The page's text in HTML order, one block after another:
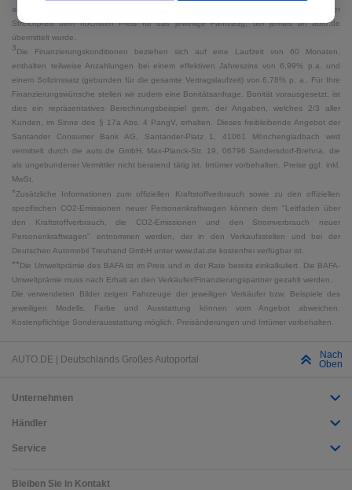
an auto.de übermittelten Listenpreis. Für alle anderen Fahrzeuge entspricht der
Streichpreis dem höchsten Preis für das jeweilige Fahrzeug, der jemals an auto.de
übermittelt wurde.
3Die Finanzierungskonditionen beziehen sich auf eine Laufzeit von 60 Monaten,
enthalten teilweise Anzahlungen bei einem effektiven Jahreszins von 6,99% p.a. und
einem Sollzinssatz (gebunden für die gesamte Vertragslaufzeit) von 6,78% p. a.. Für Ihre
Finanzierungswünsche stellen wir zudem eine Bonitätsanfrage. Bonität vorausgesetzt, ist
dies ein repräsentatives Berechnungsbeispiel gem. der Angaben, welches 2/3 aller
Kunden, im Sinne des § 17a Abs. 4 PangV, erhalten. Dieses freibleibende Angebot der
Santander Consumer Bank AG, Santander-Platz 1, 41061 Mönchengladbach wird
vermittelt durch die auto.de GmbH, Max-Planck-Str. 19, 06796 Sandersdorf-Brehna, die
als ungebundener Vermittler nicht beratend tätig ist. Irrtümer vorbehalten. Preise ggf. inkl.
MwSt.
*Zusätzliche Informationen zum offiziellen Kraftstoffverbrauch sowie zu den offiziellen
spezifischen CO2-Emissionen neuer Personenkraftwagen können dem "Leitfaden über
den Kraftstoffverbrauch, die CO2-Emissionen und den Stromverbrauch neuer
Personenkraftwagen" entnommen werden, der in den Verkaufsstellen und bei der
Deutschen Automobil Treuhand GmbH unter www.dat.de kostenfrei verfügbar ist.
**Die Umweltprämie des BAFA ist im Preis und in der Rate bereits einkalkuliert. Die BAFA-
Umweltprämie muss nach Erhalt an den Verkäufer/Finanzierungspartner gezahlt werden.
Die verwendeten Bilder zeigen Fahrzeuge der jeweiligen Verkäufer bzw. Beispiele des
jeweiligen Modells. Farbe und Ausstattung können vom Angebot abweichen.
Kostenpflichtige Sonderausstattung möglich. Preisänderungen und Irrtümer vorbehalten.
AUTO.DE | Deutschlands Großes Autoportal
Nach
Oben
Unternehmen
Händler
Service
Bleiben Sie in Kontakt